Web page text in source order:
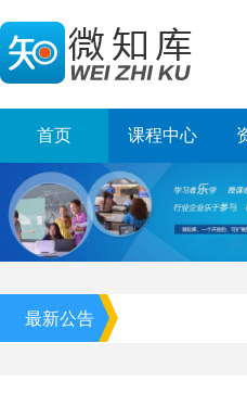
首页 课程中心
最新公告